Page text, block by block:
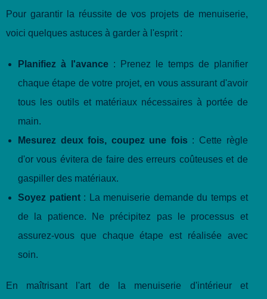
Pour garantir la réussite de vos projets de menuiserie,
voici quelques astuces à garder à l'esprit :
Planifiez à l'avance: Prenez le temps de planifier
chaque étape de votre projet, en vous assurant d'avoir
tous les outils et matériaux nécessaires à portée de
main.
Mesurez deux fois, coupez une fois : Cette règle
d'or vous évitera de faire des erreurs coûteuses et de
gaspiller des matériaux.
Soyez patient: La menuiserie demande du temps et
de la patience. Ne précipitez pas le processus et
assurez-vous que chaque étape est réalisée avec
soin.
En maîtrisant l'art de la menuiserie d'intérieur et